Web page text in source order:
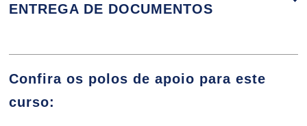
Conselhos na Gestão da Educação:
Origens e Bases Históricas
ENTREGA DE DOCUMENTOS
Confira os polos de apoio para este
curso: